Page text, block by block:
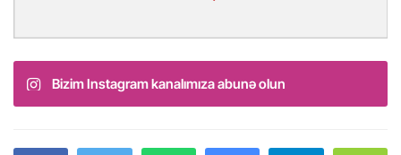
Bizim Instagram kanalımıza abunə olun